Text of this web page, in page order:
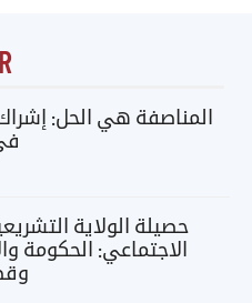
المناصفة هي الحل: إشراك
حصيلة الولاية
الاجتماعي: الحكومة